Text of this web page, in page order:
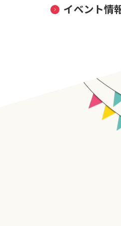
イベント情